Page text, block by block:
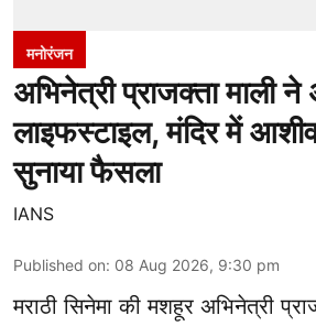
मनोरंजन
अभिनेत्री प्राजक्ता माली ने
लाइफस्टाइल, मंदिर में
सुनाया फैसला
IANS
Published on: 08 Aug 2026, 9:30 pm
मराठी सिनेमा की मशहूर अभिनेत्री